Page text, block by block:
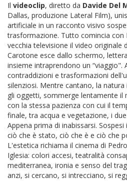
Il videoclip, diretto da Davide Del
Dallas, produzione Lateral Film),
artificiale in un racconto visivo
trasformazione. Tutto comincia con
vecchia televisione il video originale
Carotone esce dallo schermo,
insieme intraprendono un “viaggio".
contraddizioni e trasformazioni
silenziosi. Mentre cantano, la
gli oggetti, sommerge lentamente
con la stessa pazienza con cui il
finale, tra acqua e vegetazione, i
Appena prima di inabissarsi.
ciò che è stato, ciò che è e ciò che
L'estetica richiama il cinema di
Iglesia: colori accesi, teatralità
mediterranea, ironia e senso del
anzi, si cercano, si intrecciano, si